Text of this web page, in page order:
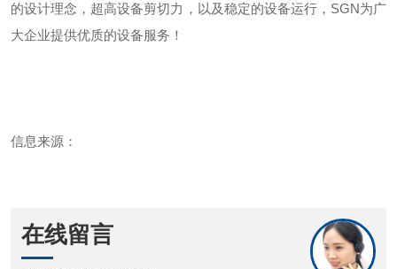
的设计理念，超高设备剪切力，以及稳定的设备运行，SGN为广
大企业提供优质的设备服务！
信息来源：
在线留言